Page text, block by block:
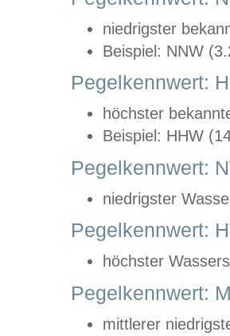
niedrigster
Beispiel: NNW
Pegelkennwert:
höchster
Beispiel: HHW
Pegelkennwert:
niedrigster
Pegelkennwert:
höchster
Pegelkennwert:
mittlerer